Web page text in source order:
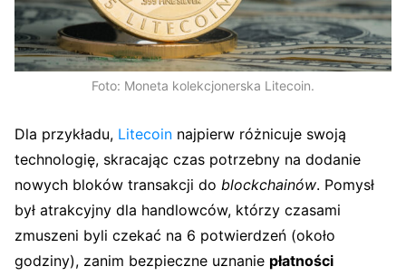
Foto: Moneta kolekcjonerska Litecoin.
Dla przykładu, Litecoin najpierw różnicuje swoją
technologię, skracając czas potrzebny na dodanie
nowych bloków transakcji do blockchainów. Pomysł
był atrakcyjny dla handlowców, którzy czasami
zmuszeni byli czekać na 6 potwierdzeń (około
godziny), zanim bezpieczne uznanie płatności